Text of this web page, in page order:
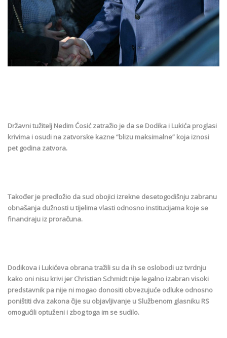
Državni tužitelj Nedim Ćosić zatražio je da se Dodika i Lukića proglasi
krivima i osudi na zatvorske kazne “blizu maksimalne” koja iznosi
pet godina zatvora.
Također je predložio da sud obojici izrekne desetogodišnju zabranu
obnašanja dužnosti u tijelima vlasti odnosno institucijama koje se
financiraju iz proračuna.
Dodikova i Lukićeva obrana tražili su da ih se oslobodi uz tvrdnju
kako oni nisu krivi jer Christian Schmidt nije legalno izabran visoki
predstavnik pa nije ni mogao donositi obvezujuće odluke odnosno
poništiti dva zakona čije su objavljivanje u Službenom glasniku RS
omogućili optuženi i zbog toga im se sudilo.